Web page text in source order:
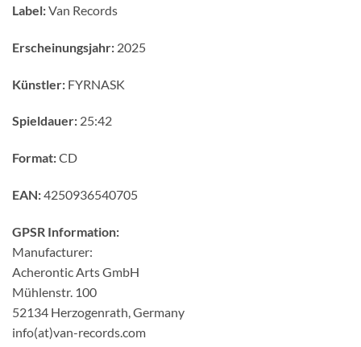
Label:Van Records
Erscheinungsjahr: 2025
Künstler: FYRNASK
Spieldauer: 25:42
Format:CD
EAN:4250936540705
GPSR Information:
Manufacturer:
Acherontic Arts GmbH
Mühlenstr. 100
52134 Herzogenrath, Germany
info(at)van-records.com